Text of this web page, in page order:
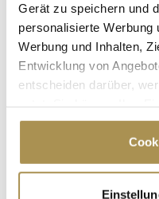
Gerät zu speichern und
personalisierte Werbung
Werbung und Inhalten,
Entwicklung von
entscheiden darüber,
Cookie-Erklärung oder
Trigger Symbol ändern